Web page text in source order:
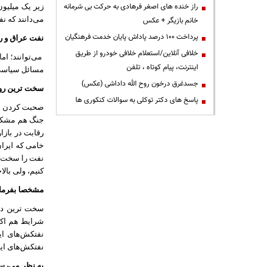
زیر یک
می‌دانند که
نفت عراق و
می‌توانند؛
مسائل
سخت ترین
صحبت کردن
جنگ هم
رقابت در
خامی که
نفت را سخت
کنیم، ولی
مشخصا
سخت ترین
شرایط هم
نفتکش‌های
نفتکش‌های
راز خنده های اصغر فرهادی به حرکت بی شرمانه
خانم بازیگر + عکس
پرداخت ۱۰۰ درصد پاداش پایان خدمت فرهنگیان
خلافی آنلاین/استعلام خلافی خودرو از طریق
اینترنت، پیام کوتاه ، تلفن
جسدغرق درخون روح الله داداشی (عکس)
پاسخ های دکتر توکلی به سوالات کنکوری ها